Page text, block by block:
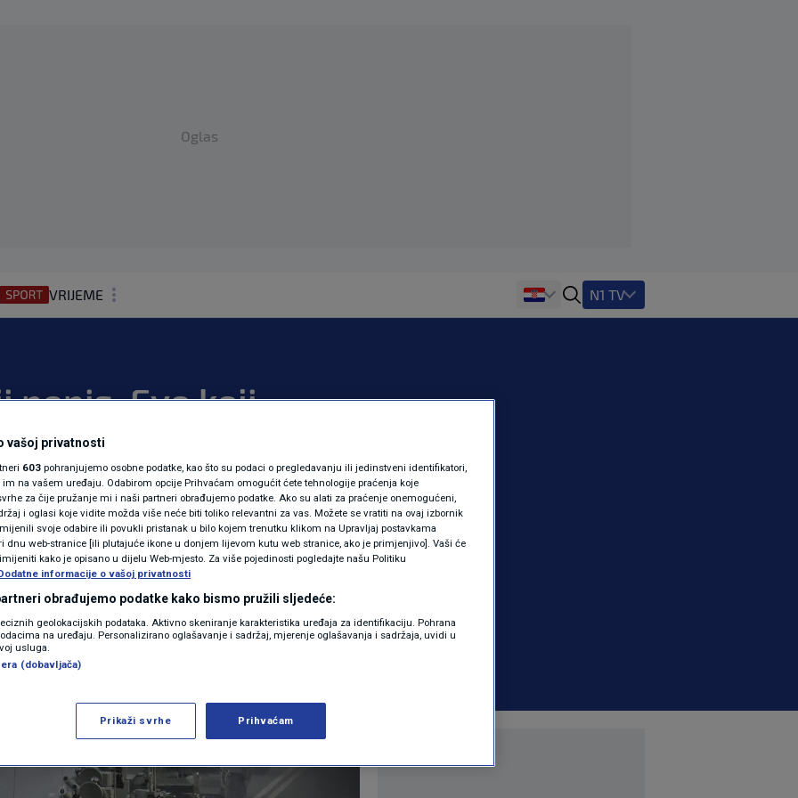
Oglas
VRIJEME
MAGAZIN
KOLUMNE
N1(DIS)INFO
KLIMATSKE PROMJENE
FOTO
VIDEO
N1 TV
popis: Evo koji
u Moskvu na
SVIJET 7 komentara
Više
vašoj privatnosti
603 pohranjujemo osobne podatke, kao što su podaci o pregledavanju ili jedinstveni identifikatori,
na vašem uređaju. Odabirom opcije Prihvaćam omogućit ćete tehnologije praćenja koje
za čije pružanje mi i naši partneri obrađujemo podatke. Ako su alati za praćenje onemogućeni,
i oglasi koje vidite možda više neće biti toliko relevantni za vas. Možete se vratiti na ovaj izbornik
svoje odabire ili povukli pristanak u bilo kojem trenutku klikom na Upravljaj postavkama
dnu web-stranice [ili plutajuće ikone u donjem lijevom kutu web stranice, ako je primjenjivo]. Vaši će
kako je opisano u dijelu Web-mjesto. Za više pojedinosti pogledajte našu Politiku
informacije o vašoj privatnosti
obrađujemo podatke kako bismo pružili sljedeće:
geolokacijskih podataka. Aktivno skeniranje karakteristika uređaja za identifikaciju. Pohrana
na uređaju. Personalizirano oglašavanje i sadržaj, mjerenje oglašavanja i sadržaja, uvidi u
usluga.
(dobavljača)
Prikaži svrhe Prihvaćam